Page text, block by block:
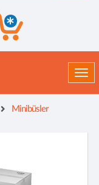
Minibüsler